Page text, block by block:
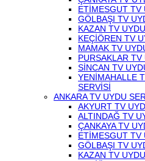
ETİMESGUT TV
GÖLBAŞI TV
KAZAN TV
KEÇİÖREN TV
MAMAK TV
PURSAKLAR TV
SİNCAN TV
YENİMAHALLE
SERVİSİ
ANKARA TV UYDU
AKYURT TV
ALTINDAĞ TV
ÇANKAYA TV
ETİMESGUT TV
GÖLBAŞI TV
KAZAN TV